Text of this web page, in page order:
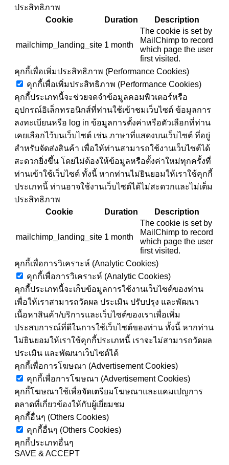
ประสิทธิภาพ
Cookie
Duration Description
mailchimp_landing_site 1 month
The cookie is set by
MailChimp to record
which page the user
first visited.
คุกกี้เพื่อเพิ่มประสิทธิภาพ (Performance Cookies)
คุกกี้เพื่อเพิ่มประสิทธิภาพ (Performance Cookies)
คุกกี้ประเภทนี้จะช่วยจดจำข้อมูลคอมพิวเตอร์หรือ
อุปกรณ์อิเล็กทรอนิกส์ที่ท่านใช้เข้าชมเว็บไซต์ ข้อมูลการ
ลงทะเบียนหรือ log in ข้อมูลการตั้งค่าหรือตัวเลือกที่ท่าน
เคยเลือกไว้บนเว็บไซต์ เช่น ภาษาที่แสดงบนเว็บไซต์ ที่อยู่
สำหรับจัดส่งสินค้า เพื่อให้ท่านสามารถใช้งานเว็บไซต์ได้
สะดวกยิ่งขึ้น โดยไม่ต้องให้ข้อมูลหรือตั้งค่าใหม่ทุกครั้งที่
ท่านเข้าใช้เว็บไซต์ ทั้งนี้ หากท่านไม่ยินยอมให้เราใช้คุกกี้
ประเภทนี้ ท่านอาจใช้งานเว็บไซต์ได้ไม่สะดวกและไม่เต็ม
ประสิทธิภาพ
Cookie
Duration Description
mailchimp_landing_site 1 month
The cookie is set by
MailChimp to record
which page the user
first visited.
คุกกี้เพื่อการวิเคราะห์ (Analytic Cookies)
คุกกี้เพื่อการวิเคราะห์ (Analytic Cookies)
คุกกี้ประเภทนี้จะเก็บข้อมูลการใช้งานเว็บไซต์ของท่าน
เพื่อให้เราสามารถวัดผล ประเมิน ปรับปรุง และพัฒนา
เนื้อหาสินค้า/บริการและเว็บไซต์ของเราเพื่อเพิ่ม
ประสบการณ์ที่ดีในการใช้เว็บไซต์ของท่าน ทั้งนี้ หากท่าน
ไม่ยินยอมให้เราใช้คุกกี้ประเภทนี้ เราจะไม่สามารถวัดผล
ประเมิน และพัฒนาเว็บไซต์ได้
คุกกี้เพื่อการโฆษณา (Advertisement Cookies)
คุกกี้เพื่อการโฆษณา (Advertisement Cookies)
คุกกี้โฆษณาใช้เพื่อจัดเตรียมโฆษณาและแคมเปญการ
ตลาดที่เกี่ยวข้องให้กับผู้เยี่ยมชม
คุกกี้อื่นๆ (Others Cookies)
คุกกี้อื่นๆ (Others Cookies)
คุกกี้ประเภทอื่นๆ
SAVE & ACCEPT